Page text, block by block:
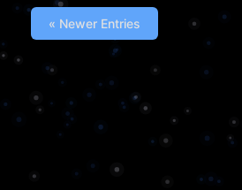
« Newer Entries